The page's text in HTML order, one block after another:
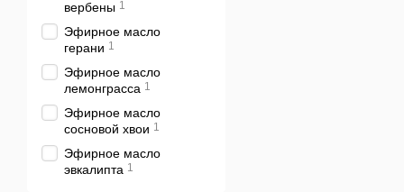
вербены 1
Эфирное масло
герани 1
Эфирное масло
лемонграсса 1
Эфирное масло
сосновой хвои 1
Эфирное масло
эвкалипта 1